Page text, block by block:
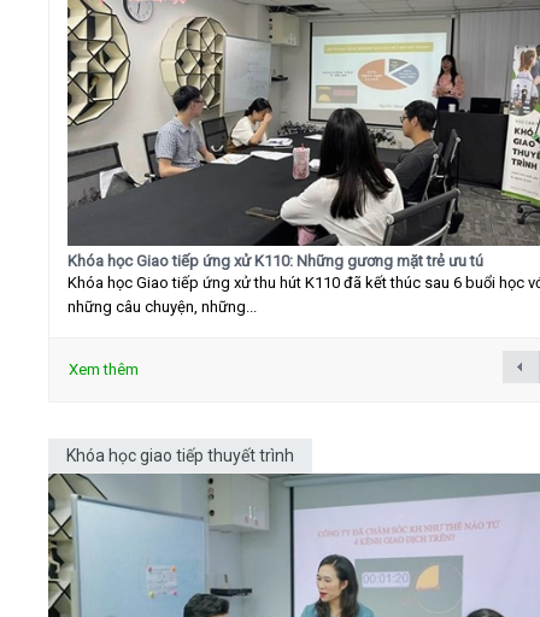
Khóa học Giao tiếp ứng xử K110: Những gương mặt trẻ ưu tú
Khóa học Giao tiếp ứng xử thu hút K110 đã kết thúc sau 6 buổi học
những câu chuyện, những...
Xem thêm
Khóa học giao tiếp thuyết trình